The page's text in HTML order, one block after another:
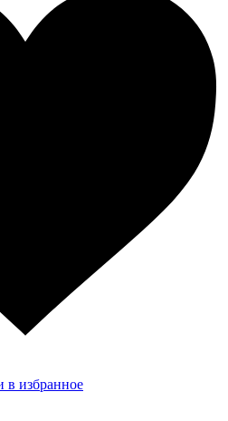
в избранное